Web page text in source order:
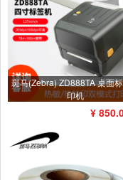
斑马(Zebra) ZD888TA 桌面
印机
¥